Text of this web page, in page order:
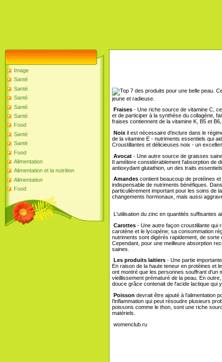
Image
Santé
Santé
Santé
Santé
Santé
Food
Santé
Santé
Food
Alimentation
Alimentation et la nutrition
Alimentation
Food
jeune et radieuse.
Fraises - Une riche source de vitamine C,
et de participer à la synthèse du collagène,
fraises contiennent de la vitamine K, B5 et
Noix il est nécessaire d'inclure dans le
de la vitamine E - nutriments essentiels qui
Croustillantes et délicieuses noix - un
Avocat - Une autre source de graisses
Il améliore considérablement l'absorption de
antioxydant glutathion, un des traits
Amandes contient beaucoup de protéines
indispensable de nutriments bénéfiques.
particulièrement important pour les soins de
changements hormonaux, mais aussi
L'utilisation du zinc en quantités suffisantes
Carottes - Une autre façon croustillante qui
carotène et le lycopène; sa consommation
nutriments sont digérés rapidement, de
Cependant, pour une meilleure absorption
saines.
Les produits laitiers - Une partie
En raison de la haute teneur en protéines et
ont montré que les personnes souffrant d'un
vieillissement prématuré de la peau. En
douce grâce contenait de l'acide lactique qui
Poisson devrait être ajouté à l'alimentation
l'inflammation qui peut résoudre plusieurs
poissons comme le thon, sont une riche
matériels.
womenclub.ru